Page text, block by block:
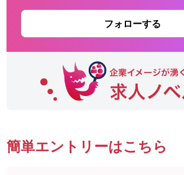
フォローする
簡単エントリーはこちら